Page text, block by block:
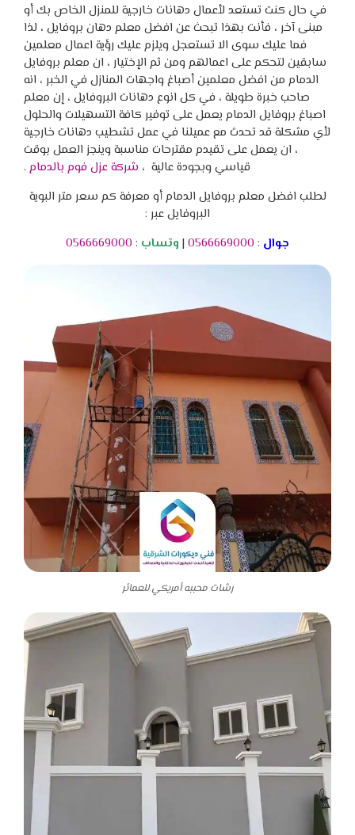
في حال كنت تستعد لأعمال دهانات خارجية للمنزل الخاص بك أو
مبنى آخر ، فأنت بهذا تبحث عن افضل معلم دهان بروفايل ، لذا
فما عليك سوى الا تستعجل ويلزم عليك رؤية اعمال معلمين
سابقين لتحكم على اعمالهم ومن ثم الإختيار ، ان معلم بروفايل
الدمام من افضل معلمين أصباغ واجهات المنازل في الخبر ، انه
صاحب خبرة طويلة ، في كل انوع دهانات البروفايل ، إن معلم
اصباغ بروفايل الدمام يعمل على توفير كافة التسهيلات والحلول
لأي مشكلة قد تحدث مع عميلنا في عمل تشطيب دهانات خارجية
، ان يعمل على تقيدم مقترحات مناسبة وينجز العمل بوقت
قياسي وبجودة عالية ، شركة عزل فوم بالدمام .
لطلب افضل معلم بروفايل الدمام أو معرفة كم سعر متر البوية
البروفايل عبر :
جوال :
0566669000
| وتساب :
0566669000
رشات محببه أمريكي للعمائر